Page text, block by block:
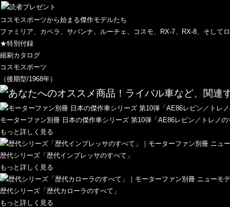
コスモスポーツから始まる傑作モデルたち
ファミリア、カペラ、サバンナ、ルーチェ、コスモ、RX-7、RX-8、そして
★特別付録
縮刷カタログ
コスモスポーツ
（後期型/1968年）
モーターファン別冊 日本の傑作車シリーズ 第10弾「AE86レビン／トレノの
もっと詳しく見る
歴代シリーズ「歴代インプレッサのすべて」
もっと詳しく見る
歴代シリーズ「歴代カローラのすべて」
もっと詳しく見る